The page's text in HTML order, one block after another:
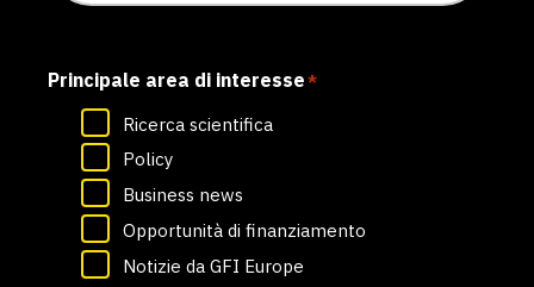
Principale area di interesse*
Ricerca scientifica
Policy
Business news
Opportunità di finanziamento
Notizie da GFI Europe